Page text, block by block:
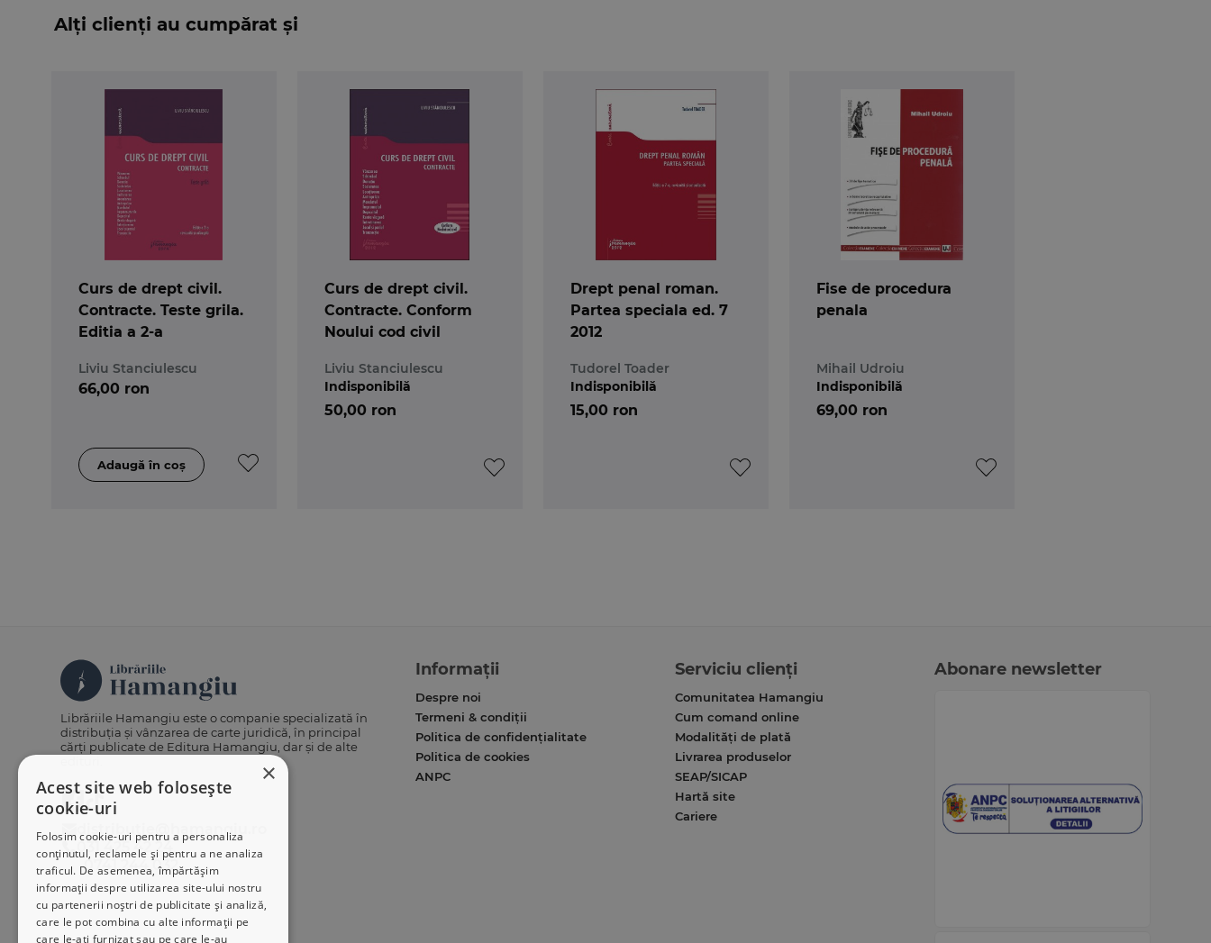
Alți clienți au cumpărat și
Curs de drept civil.
Contracte. Teste grila.
Editia a 2-a
Liviu Stanciulescu
66,00 ron
Curs de drept civil.
Contracte. Conform
Noului cod civil
Liviu Stanciulescu
50,00 ron
Indisponibilă
Drept penal roman.
Partea speciala ed. 7
2012
Tudorel Toader
15,00 ron
Indisponibilă
Fise de procedura
penala
Mihail Udroiu
69,00 ron
Indisponibilă
×
Acest site web folosește
cookie-uri
Folosim cookie-uri pentru a personaliza
conținutul, reclamele și pentru a ne analiza
traficul. De asemenea, împărtășim
informații despre utilizarea site-ului nostru
cu partenerii noștri de publicitate și analiză,
care le pot combina cu alte informații pe
care le-ați furnizat sau pe care le-au
Librăriile Hamangiu este o companie specializată în
distribuția și vânzarea de carte juridică, în principal
cărți publicate de Editura Hamangiu, dar și de alte
distributie@hamangiu.ro
031 425 42 24
0741 244 032
Informații
Despre noi
Termeni & condiții
Politica de confidențialitate
Politica de cookies
ANPC
Serviciu clienți
Comunitatea Hamangiu
Cum comand online
Modalități de plată
Livrarea produselor
SEAP/SICAP
Hartă site
Cariere
Abonare newsletter